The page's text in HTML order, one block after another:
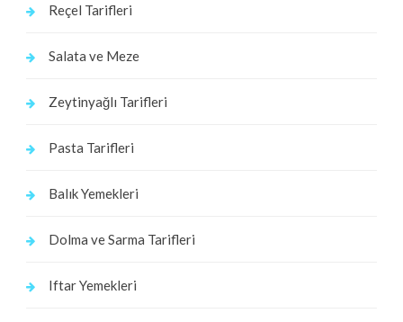
Reçel Tarifleri
Salata ve Meze
Zeytinyağlı Tarifleri
Pasta Tarifleri
Balık Yemekleri
Dolma ve Sarma Tarifleri
Iftar Yemekleri